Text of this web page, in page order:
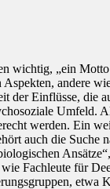
wichtig, „ein
andere
der Einflüsse, die
Umfeld.
werden. Ein
auch die Suche
Fachleute für
etwa